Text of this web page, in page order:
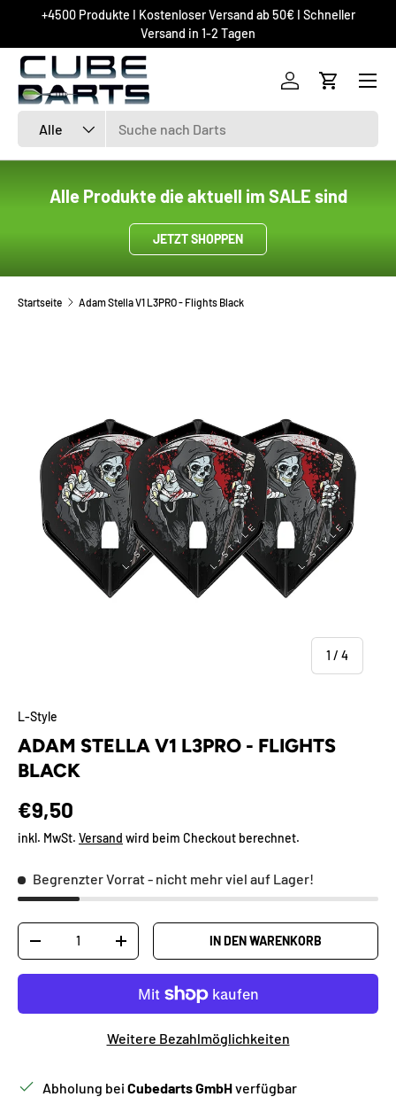
DIREKT ZUM INHALT
+4500 Produkte I Kostenloser Versand ab 50€ I Schneller
Versand in 1-2 Tagen
Alle
Einloggen
Alle Produkte die aktuell im SALE sind
JETZT SHOPPEN
Startseite Adam Stella V1 L3PRO - Flights Black
1 / von
4
L-Style
ADAM STELLA V1 L3PRO - FLIGHTS
BLACK
Normaler Preis
€9,50
inkl. MwSt. Versand wird beim Checkout berechnet.
Begrenzter Vorrat- nicht mehr viel auf Lager!
Anzahl
MENGE VERRINGERNMENGE ERHÖHENIN DEN WARENKORB
Weitere Bezahlmöglichkeiten
Abholung bei Cubedarts GmbHverfügbar